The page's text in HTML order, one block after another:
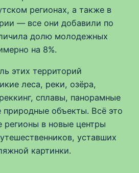
регионах, а также в
— все они добавили по
долю молодежных
на 8%.
этих территорий
леса, реки, озёра,
сплавы, панорамные
природные объекты. Всё это
регионы в новые центры
уставших
картинки.